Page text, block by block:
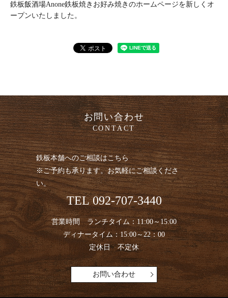
鉄板飯酒場Anone鉄板焼きお好み焼きのホームページを新しくオ
ープンいたしました。
お問い合わせ
CONTACT
鉄板本舗へのご相談はこちら
※ご予約も承ります。お気軽にご相談くださ
い。
TEL092-707-3440
営業時間 ランチタイム：11:00～15:00
ディナータイム：15:00～22：00
定休日 不定休
お問い合わせ